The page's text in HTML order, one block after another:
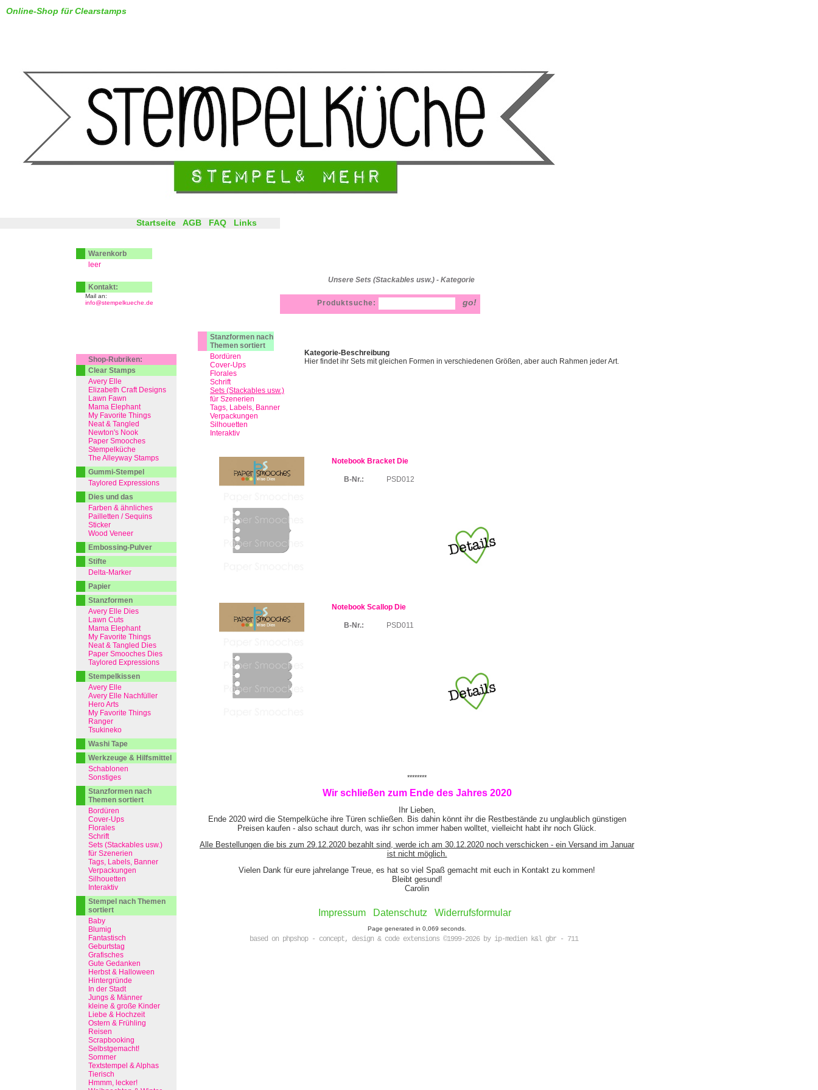
Unsere Sets (Stackables usw.) - Kategorie
Online-Shop für Clearstamps
Stanzformen nach
Themen sortiert
Bordüren
Cover-Ups
Florales
Schrift
Sets (Stackables usw.)
für Szenerien
Tags, Labels, Banner
Verpackungen
Silhouetten
Interaktiv
Kategorie-Beschreibung
Hier findet ihr Sets mit gleichen Formen in verschiedenen Größen, aber auch Rahmen jeder Art.
Notebook Bracket Die
B-Nr.: PSD012
Notebook Scallop Die
B-Nr.: PSD011
********
Wir schließen zum Ende des Jahres 2020
Ihr Lieben,
Ende 2020 wird die Stempelküche ihre Türen schließen. Bis dahin könnt ihr die Restbestände zu unglaublich günstigen
Preisen kaufen - also schaut durch, was ihr schon immer haben wolltet, vielleicht habt ihr noch Glück.
Alle Bestellungen die bis zum 29.12.2020 bezahlt sind, werde ich am 30.12.2020 noch verschicken - ein Versand im Januar
ist nicht möglich.
Vielen Dank für eure jahrelange Treue, es hat so viel Spaß gemacht mit euch in Kontakt zu kommen!
Bleibt gesund!
Carolin
Impressum Datenschutz Widerrufsformular
Page generated in 0,069 seconds.
based on phpshop - concept, design & code extensions ©1999-2026 by ip-medien k&l gbr - 711
Startseite AGB FAQ Links
Produktsuche:
Warenkorb
leer
Kontakt:
Mail an:
info@stempelkueche.de
Shop-Rubriken:
Clear Stamps
Avery Elle
Elizabeth Craft Designs
Lawn Fawn
Mama Elephant
My Favorite Things
Neat & Tangled
Newton's Nook
Paper Smooches
Stempelküche
The Alleyway Stamps
Gummi-Stempel
Taylored Expressions
Dies und das
Farben & ähnliches
Pailletten / Sequins
Sticker
Wood Veneer
Embossing-Pulver
Stifte
Delta-Marker
Papier
Stanzformen
Avery Elle Dies
Lawn Cuts
Mama Elephant
My Favorite Things
Neat & Tangled Dies
Paper Smooches Dies
Taylored Expressions
Stempelkissen
Avery Elle
Avery Elle Nachfüller
Hero Arts
My Favorite Things
Ranger
Tsukineko
Washi Tape
Werkzeuge & Hilfsmittel
Schablonen
Sonstiges
Stanzformen nach
Themen sortiert
Bordüren
Cover-Ups
Florales
Schrift
Sets (Stackables usw.)
für Szenerien
Tags, Labels, Banner
Verpackungen
Silhouetten
Interaktiv
Stempel nach Themen
sortiert
Baby
Blumig
Fantastisch
Geburtstag
Grafisches
Gute Gedanken
Herbst & Halloween
Hintergründe
In der Stadt
Jungs & Männer
kleine & große Kinder
Liebe & Hochzeit
Ostern & Frühling
Reisen
Scrapbooking
Selbstgemacht!
Sommer
Textstempel & Alphas
Tierisch
Hmmm, lecker!